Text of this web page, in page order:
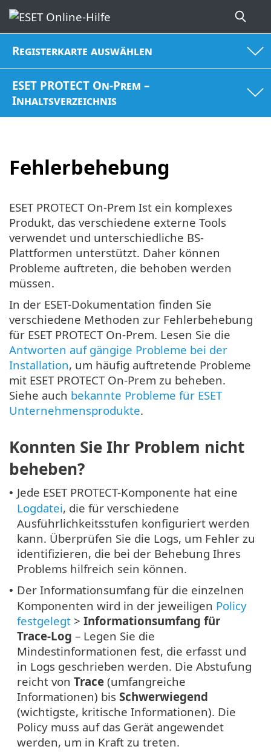
Registerkarte auswählen
ESET PROTECT On-Prem –
Inhaltsverzeichnis
Fehlerbehebung
ESET PROTECT On-Prem Ist ein komplexes
Produkt, das verschiedene externe Tools
verwendet und unterschiedliche BS-
Plattformen unterstützt. Daher können
Probleme auftreten, die behoben werden
müssen.
In der ESET-Dokumentation finden Sie
verschiedene Methoden zur Fehlerbehebung
für ESET PROTECT On-Prem. Lesen Sie die
Antworten auf gängige Probleme bei der
Installation, um häufig auftretende Probleme
mit ESET PROTECT On-Prem zu beheben.
Siehe auch bekannte Probleme für ESET
Unternehmensprodukte.
Konnten Sie Ihr Problem nicht
beheben?
• Jede ESET PROTECT-Komponente hat eine
Logdatei, die für verschiedene
Ausführlichkeitsstufen konfiguriert werden
kann. Überprüfen Sie die Logs, um Fehler zu
identifizieren, die bei der Behebung Ihres
Problems hilfreich sein können.
• Der Informationsumfang für die einzelnen
Komponenten wird in der jeweiligen Policy
festgelegt > Informationsumfang für
Trace-Log – Legen Sie die
Mindestinformationen fest, die erfasst und
in Logs geschrieben werden. Die Abstufung
reicht von Trace (umfangreiche
Informationen) bis Schwerwiegend
(wichtigste, kritische Informationen). Die
Policy muss auf das Gerät angewendet
werden, um in Kraft zu treten.